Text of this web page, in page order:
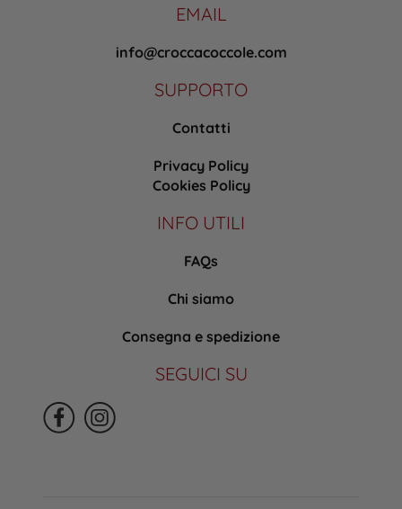
EMAIL
info@croccacoccole.com
SUPPORTO
Contatti
Privacy Policy
Cookies Policy
INFO UTILI
FAQs
Chi siamo
Consegna e spedizione
SEGUICI SU